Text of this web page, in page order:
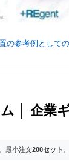
参考例とし
│ 企業
最小注文200セット